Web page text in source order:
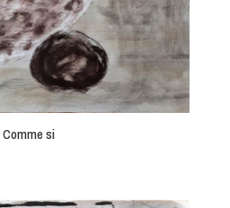
Comme si